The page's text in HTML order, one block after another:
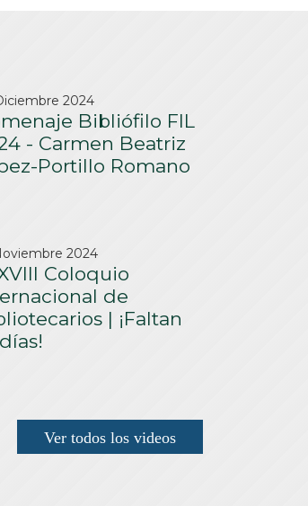
2024
Bibliófilo FIL
- Carmen Beatriz
Portillo Romano
2024
Coloquio
de
| ¡Faltan
Ver todos los videos